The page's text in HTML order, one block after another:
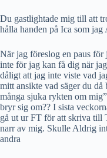
Du gastlightade mig till att
hålla handen på Ica som
När jag föreslog en paus
inte för jag kan få dig när
dåligt att jag inte viste vad
mitt ansikte vad säger du
många sjuka rykten om
bryr sig om?? I sista
gå ut ur FT för att skriva till
narr av mig. Skulle Aldrig
andra